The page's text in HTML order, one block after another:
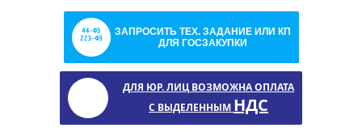
ЗАПРОСИТЬ ТЕХ. ЗАДАНИЕ ИЛИ КП
ДЛЯ ГОСЗАКУПКИ
ДЛЯ ЮР. ЛИЦ ВОЗМОЖНА ОПЛАТА
С ВЫДЕЛЕННЫМ НДС